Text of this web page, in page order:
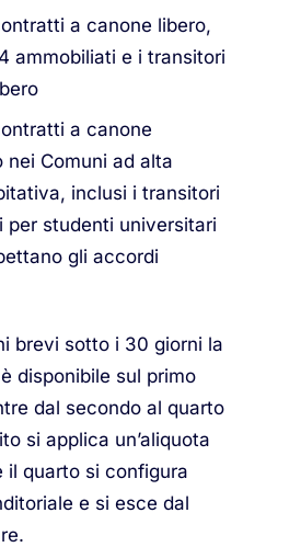
a canone libero,
ammobiliati e i transitori
a canone
nei Comuni ad alta
inclusi i transitori
per studenti universitari
gli accordi
brevi sotto i 30 giorni la
disponibile sul primo
dal secondo al quarto
si applica un’aliquota
il quarto si configura
e si esce dal